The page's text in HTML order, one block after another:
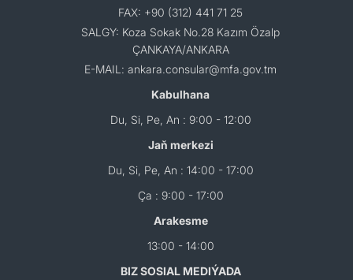
FAX: +90 (312) 441 71 25
SALGY: Koza Sokak No.28 Kazım Özalp
ÇANKAYA/ANKARA
E-MAIL: ankara.consular@mfa.gov.tm
Kabulhana
Du, Si, Pe, An : 9:00 - 12:00
Jaň merkezi
Du, Si, Pe, An : 14:00 - 17:00
Ça : 9:00 - 17:00
Arakesme
13:00 - 14:00
BIZ SOSIAL MEDIÝADA